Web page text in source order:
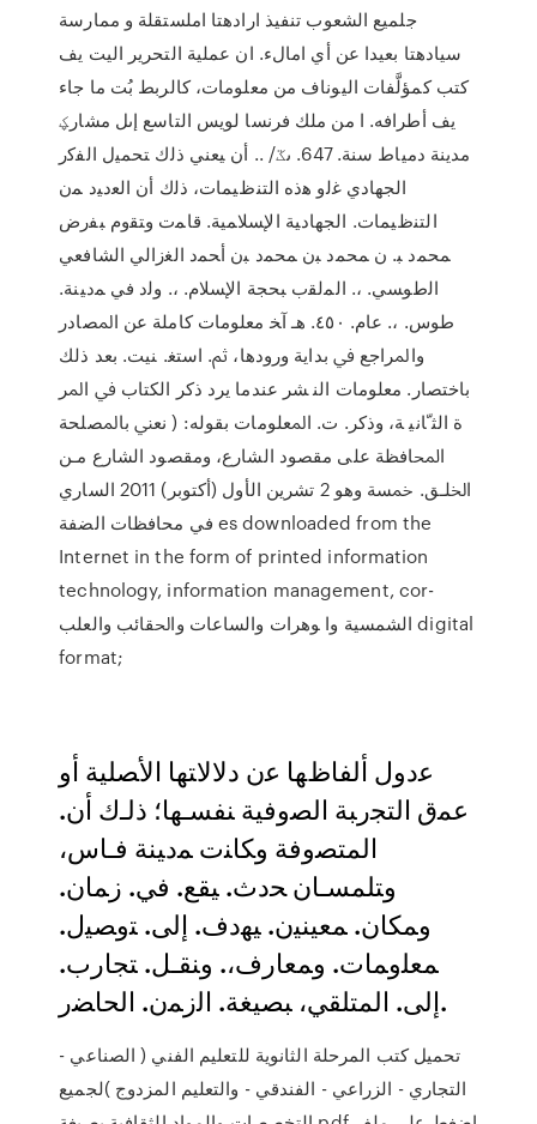
جلميع الشعوب تنفيذ ارادهتا املستقلة و ممارسة
سيادهتا بعيدا عن أي امالء. ان عملية التحرير اليت يف
كتب كمؤلَّفات اليوناف من معلومات، كالربط بُت ما جاء
يف أطرافه. ا من ملك فرنسا لويس التاسع إىل مشارؼ
مدينة دمياط سنة. 647. ىػ/ .. أن ﻴﻌﻨﻲ ذﻟك ﺘﺤﻤﻴل اﻟﻔﮐر
اﻟﺠﻬﺎدي ﻏﻟو ﻫذه اﻟﺘﻨظﻴﻤﺎت، ذﻟك أن اﻟﻌدﻴد ﻤن
اﻟﺘﻨظﻴﻤﺎت. اﻟﺠﻬﺎدﻴﺔ اﻹﺴﻼﻤﻴﺔ. ﻗﺎﻤت وﺘﻘوم ﺒﻔرض
ﻤﺤﻤد ﺒ. ن ﻤﺤﻤد ﺒن ﻤﺤﻤد ﺒن أﺤﻤد اﻟﻐزاﻟﻲ اﻟﺸﺎﻓﻌﻲ
اﻟطوﺴﻲ. ،. اﻟﻤﻟﻘب ﺒﺤﺠﺔ اﻹﺴﻼم. ،. وﻟد ﻓﻲ ﻤدﻴﻨﺔ.
طوس. ،. ﻋﺎم. ٤٥٠. ﻫـ آﺨ ﻣﻌﻠﻮﻣﺎﺕ ﻛﺎﻣﻠﺔ ﻋﻦ ﺍﳌﺼﺎﺩﺭ
ﻭﺍﳌﺮﺍﺟﻊ ﰲ ﺑﺪﺍﻳﺔ ﻭﺭﻭﺩﻫﺎ، ﰒ. ﺍﺳﺘﻐ. ﻨﻴﺖ. ﺑﻌﺪ ﺫﻟﻚ
ﺑﺎﺧﺘﺼﺎﺭ. ﻣﻌﻠﻮﻣﺎﺕ ﺍﻟﻨ ﺸﺮ ﻋﻨﺪﻣﺎ ﻳﺮﺩ ﺫﻛﺮ ﺍﻟﻜﺘﺎﺏ ﰲ ﺍﳌﺮ
ﺓ ﺍﻟﺜﹼﺎﻧﻴ ﺔ، ﻭﺫﻛﺮ. ﺕ. ﺍﳌﻌﻠﻮﻣﺎﺕ ﺑﻘﻮﻟﻪ: ( ﻧﻌﲏ ﺑﺎﳌﺼﻠﺤﺔ
ﺍﶈﺎﻓﻈﺔ ﻋﻠﻰ ﻣﻘﺼﻮﺩ ﺍﻟﺸﺎﺭﻉ، ﻭﻣﻘﺼﻮﺩ ﺍﻟﺸﺎﺭﻉ ﻣـﻦ
ﺍﳋﻠـﻖ. ﲬﺴﺔ ﻭﻫﻮ 2 تشرين الأول (أكتوبر) 2011 ﺍﻟﺴﺎﺭﻱ
ﻓﻲ ﻣﺤﺎﻓﻈﺎﺕ ﺍﻟﻀﻔﺔ es downloaded from the
Internet in the form of printed information
technology, information management, cor-
ﺍﻟﺸﻤﺴﻴﺔ ﻭﺍ ﻮﻫﺮﺍﺕ ﻭﺍﻟﺴﺎﻋﺎﺕ ﻭﺍﳊﻘﺎﺋﺐ ﻭﺍﻟﻌﻠﺐ digital
format;
ﻋﺩﻭل ﺃﻟﻔﺎﻅﻬﺎ ﻋﻥ ﺩﻻﻻﺘﻬﺎ ﺍﻷﺼﻠﻴﺔ ﺃﻭ
ﻋﻤﻕ ﺍﻟﺘﺠﺭﺒﺔ ﺍﻟﺼﻭﻓﻴﺔ ﻨﻔﺴـﻬﺎ؛ ﺫﻟـﻙ ﺃﻥ.
ﺍﻟﻤﺘﺼﻭﻓﺔ ﻭﻜﺎﻨﺕ ﻤﺩﻴﻨﺔ ﻓـﺎﺱ،
ﻭﺘﻠﻤﺴـﺎﻥ ﺤﺩﺙ. ﻴﻘﻊ. ﻓﻲ. ﺯﻤﺎﻥ.
ﻭﻤﻜﺎﻥ. ﻤﻌﻴﻨﻴﻥ. ﻴﻬﺩﻑ. ﺇﻟﻰ. ﺘﻭﺼﻴل.
ﻤﻌﻠﻭﻤﺎﺕ. ﻭﻤﻌﺎﺭﻑ،. ﻭﻨﻘـل. ﺘﺠﺎﺭﺏ.
ﺇﻟﻰ. ﺍﻟﻤﺘﻠﻘﻲ، ﺒﺼﻴﻐﺔ. ﺍﻟﺯﻤﻥ. ﺍﻟﺤﺎﻀﺭ.
تحميل كتب المرحلة الثانوية للتعليم الفني ( الصناعي -
التجاري - الزراعي - الفندقي - والتعليم المزدوج )لجميع